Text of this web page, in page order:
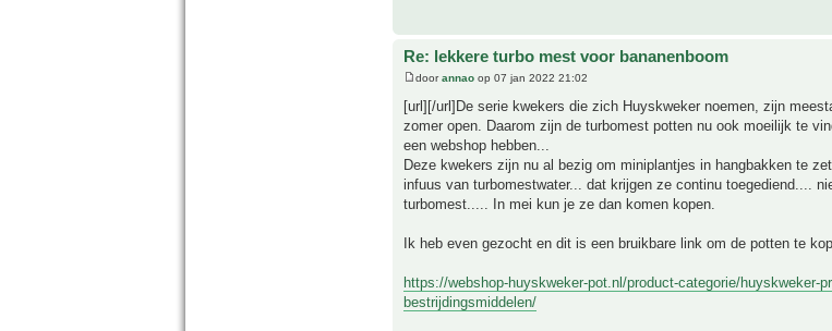
Re: lekkere turbo mest voor bananenboom
doorannao op 07 jan 2022 21:02
[url][/url]De serie kwekers die zich Huyskweker noemen, zijn
zomer open. Daarom zijn de turbomest potten nu ook moeilijk te
een webshop hebben...
Deze kwekers zijn nu al bezig om miniplantjes in hangbakken te
infuus van turbomestwater... dat krijgen ze continu toegediend....
turbomest..... In mei kun je ze dan komen kopen.
Ik heb even gezocht en dit is een bruikbare link om de potten te
https://webshop-huyskweker-pot.nl/product-categorie/huyskweker-
bestrijdingsmiddelen/